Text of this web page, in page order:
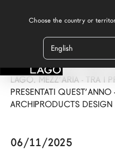
Prodotti
Ispirazione
Configuratore
PRESS/
CONTINUA IL SUCCESSO
LAGO. MEZZ’ARIA - TRA I
PRESENTATI
ARCHIPRODUCTS
06/11/2025